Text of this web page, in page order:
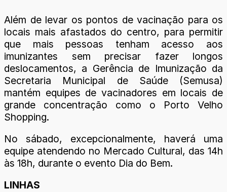
Além de levar os pontos de vacinação para os
locais mais afastados do centro, para permitir
que mais pessoas tenham acesso aos
imunizantes sem precisar fazer longos
deslocamentos, a Gerência de Imunização da
Secretaria Municipal de Saúde (Semusa)
mantém equipes de vacinadores em locais de
grande concentração como o Porto Velho
Shopping.
No sábado, excepcionalmente, haverá uma
equipe atendendo no Mercado Cultural, das 14h
às 18h, durante o evento Dia do Bem.
LINHAS